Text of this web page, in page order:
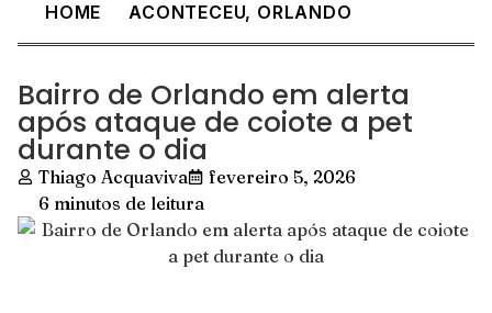
HOME ACONTECEU, ORLANDO
Bairro de Orlando em alerta
após ataque de coiote a pet
durante o dia
Thiago Acquaviva
fevereiro 5, 2026
6 minutos de leitura